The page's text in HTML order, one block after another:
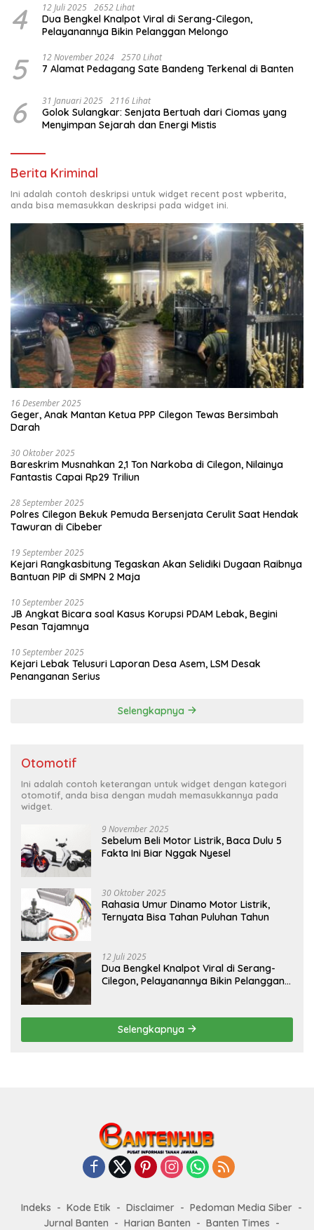
4 12 Juli 2025 2652 Lihat
Dua Bengkel Knalpot Viral di Serang-Cilegon,
Pelayanannya Bikin Pelanggan Melongo
5 12 November 2024 2570 Lihat
7 Alamat Pedagang Sate Bandeng Terkenal di Banten
6 31 Januari 2025 2116 Lihat
Golok Sulangkar: Senjata Bertuah dari Ciomas yang
Menyimpan Sejarah dan Energi Mistis
Berita Kriminal
Ini adalah contoh deskripsi untuk widget recent post wpberita,
anda bisa memasukkan deskripsi pada widget ini.
16 Desember 2025
Geger, Anak Mantan Ketua PPP Cilegon Tewas Bersimbah
Darah
30 Oktober 2025
Bareskrim Musnahkan 2,1 Ton Narkoba di Cilegon, Nilainya
Fantastis Capai Rp29 Triliun
28 September 2025
Polres Cilegon Bekuk Pemuda Bersenjata Cerulit Saat Hendak
Tawuran di Cibeber
19 September 2025
Kejari Rangkasbitung Tegaskan Akan Selidiki Dugaan Raibnya
Bantuan PIP di SMPN 2 Maja
10 September 2025
JB Angkat Bicara soal Kasus Korupsi PDAM Lebak, Begini
Pesan Tajamnya
10 September 2025
Kejari Lebak Telusuri Laporan Desa Asem, LSM Desak
Penanganan Serius
Selengkapnya
Otomotif
Ini adalah contoh keterangan untuk widget dengan kategori
otomotif, anda bisa dengan mudah memasukkannya pada
widget.
9 November 2025
Sebelum Beli Motor Listrik, Baca Dulu 5
Fakta Ini Biar Nggak Nyesel
30 Oktober 2025
Rahasia Umur Dinamo Motor Listrik,
Ternyata Bisa Tahan Puluhan Tahun
12 Juli 2025
Dua Bengkel Knalpot Viral di Serang-
Cilegon, Pelayanannya Bikin Pelanggan
Selengkapnya
Indeks Kode Etik Disclaimer
Pedoman Media Siber
Jurnal Banten
Harian Banten Banten Times